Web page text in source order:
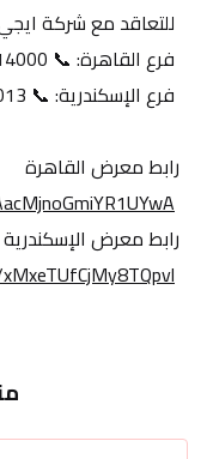
رابط معرض القاهرة
رابط معرض الإسكندرية